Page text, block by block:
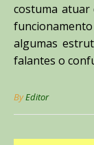
costuma atuar
algumas
falantes o
ByEditor